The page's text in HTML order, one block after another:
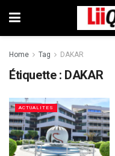
Home Tag DAKAR
Étiquette : DAKAR
ACTUALITES